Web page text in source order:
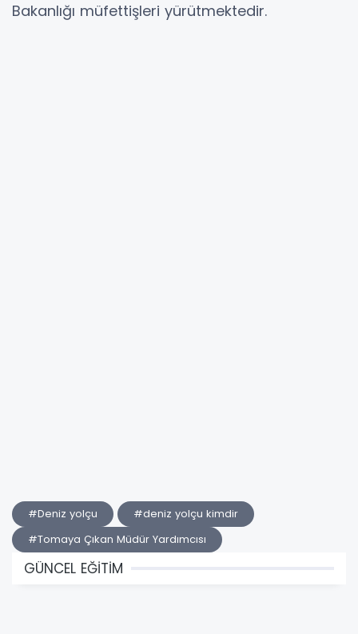
Bakanlığı müfettişleri yürütmektedir.
#Deniz yolçu
#deniz yolçu kimdir
#Tomaya Çıkan Müdür Yardımcısı
GÜNCEL EĞİTİM